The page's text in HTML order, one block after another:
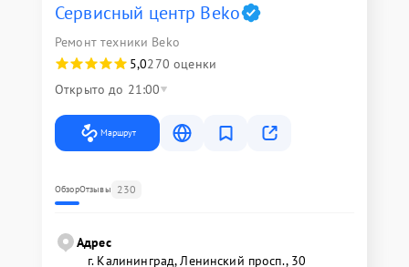
Сервисный центр Beko
Ремонт техники Beko
5,0270 оценки
Открыто до 21:00
Маршрут
ОбзорОтзывы 230
Адрес
г. Калининград, Ленинский просп., 30